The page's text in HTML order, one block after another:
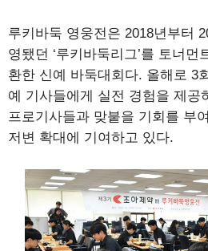
루키바둑 영웅전은 2018년부터
영됐던 ‘루키바둑리그’를 토너먼
환한 신예 바둑대회다. 올해로 3
예 기사들에게 실전 경험을 제공
프로기사들과 맞붙을 기회를 부
저변 확대에 기여하고 있다.